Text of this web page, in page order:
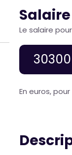
Le salaire
30300
En euros,